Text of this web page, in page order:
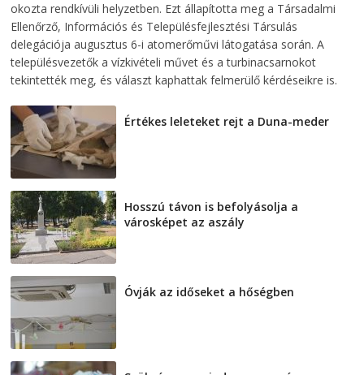
okozta rendkívüli helyzetben. Ezt állapította meg a Társadalmi
Ellenőrző, Információs és Településfejlesztési Társulás
delegációja augusztus 6-i atomerőművi látogatása során. A
településvezetők a vízkivételi művet és a turbinacsarnokot
tekintették meg, és választ kaphattak felmerülő kérdéseikre is.
Értékes leleteket rejt a Duna-meder
Hosszú távon is befolyásolja a
városképet az aszály
Óvják az időseket a hőségben